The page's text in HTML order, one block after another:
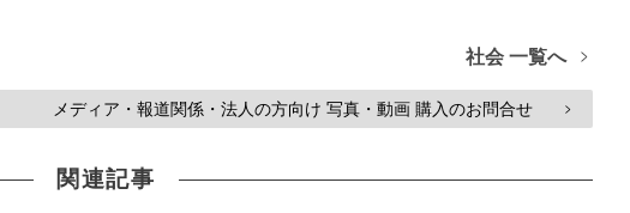
社会 一覧へ >
メディア・報道関係・法人の方向け 写真・動画 購入のお問合せ >
関連記事